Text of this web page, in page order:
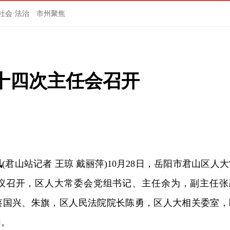
会·法治 市州聚焦
四次主任会召开
(君山站记者 王琼 戴丽萍)10月28日，岳阳市君山区人
召开，区人大常委会党组书记、主任余为，副主任
兴、朱旗，区人民法院院长陈勇，区人大相关委室